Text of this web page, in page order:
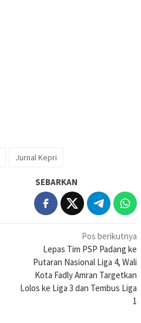
Jurnal Kepri
SEBARKAN
Pos berikutnya
Lepas Tim PSP Padang ke
Putaran Nasional Liga 4, Wali
Kota Fadly Amran Targetkan
Lolos ke Liga 3 dan Tembus Liga
1